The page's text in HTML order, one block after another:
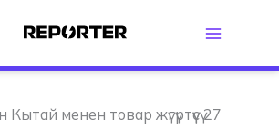
менен товар жүгүртүүсү 27